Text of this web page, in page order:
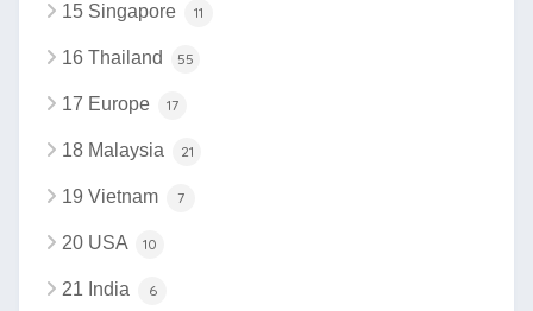
15 Singapore 11
16 Thailand 55
17 Europe 17
18 Malaysia 21
19 Vietnam 7
20 USA 10
21 India 6